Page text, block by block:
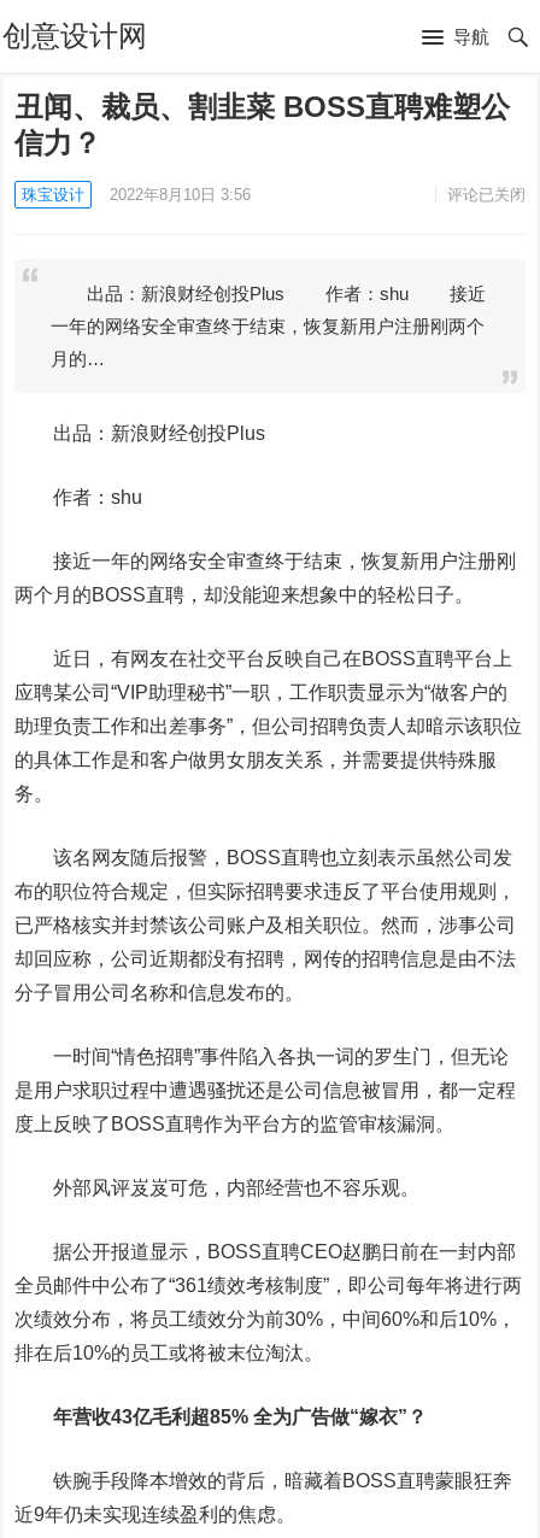
创意设计网 导航
丑闻、裁员、割韭菜 BOSS直聘难塑公
信力？
珠宝设计 2022年8月10日 3:56 评论已关闭
出品：新浪财经创投Plus 作者：shu 接近
一年的网络安全审查终于结束，恢复新用户注册刚两个
月的…
出品：新浪财经创投Plus
作者：shu
接近一年的网络安全审查终于结束，恢复新用户注册刚
两个月的BOSS直聘，却没能迎来想象中的轻松日子。
近日，有网友在社交平台反映自己在BOSS直聘平台上
应聘某公司“VIP助理秘书”一职，工作职责显示为“做客户的
助理负责工作和出差事务”，但公司招聘负责人却暗示该职位
的具体工作是和客户做男女朋友关系，并需要提供特殊服
务。
该名网友随后报警，BOSS直聘也立刻表示虽然公司发
布的职位符合规定，但实际招聘要求违反了平台使用规则，
已严格核实并封禁该公司账户及相关职位。然而，涉事公司
却回应称，公司近期都没有招聘，网传的招聘信息是由不法
分子冒用公司名称和信息发布的。
一时间“情色招聘”事件陷入各执一词的罗生门，但无论
是用户求职过程中遭遇骚扰还是公司信息被冒用，都一定程
度上反映了BOSS直聘作为平台方的监管审核漏洞。
外部风评岌岌可危，内部经营也不容乐观。
据公开报道显示，BOSS直聘CEO赵鹏日前在一封内部
全员邮件中公布了“361绩效考核制度”，即公司每年将进行两
次绩效分布，将员工绩效分为前30%，中间60%和后10%，
排在后10%的员工或将被末位淘汰。
年营收43亿毛利超85% 全为广告做“嫁衣”？
铁腕手段降本增效的背后，暗藏着BOSS直聘蒙眼狂奔
近9年仍未实现连续盈利的焦虑。